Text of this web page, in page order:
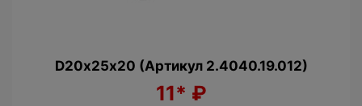
D20х25х20 (Артикул 2.4040.19.012)
11* ₽